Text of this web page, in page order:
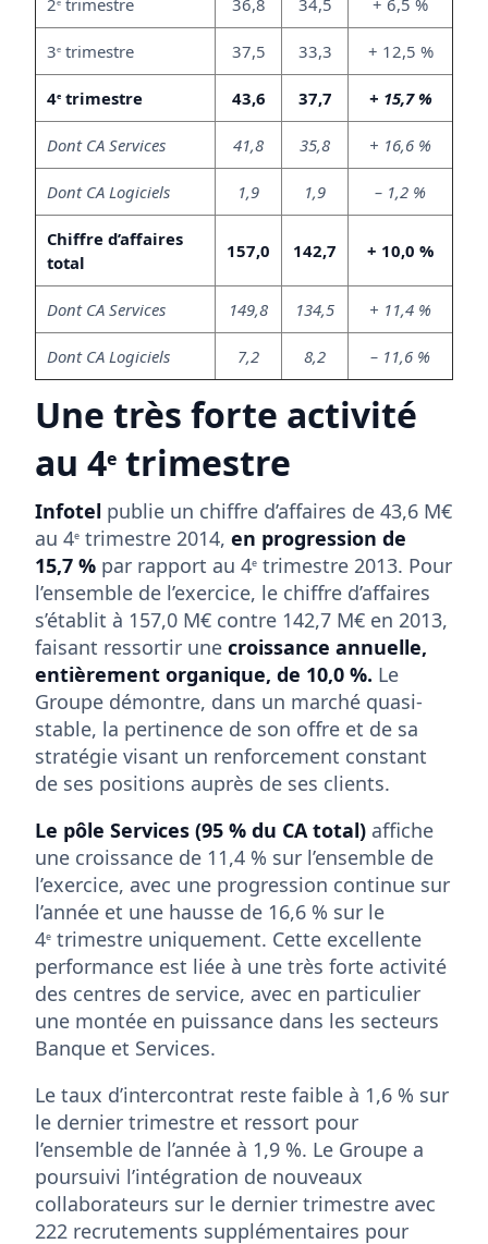
e
3e trimestre 37,5 33,3 + 12,5 %
4e trimestre 43,6 37,7 + 15,7 %
Dont CA Services 41,8 35,8 + 16,6 %
Dont CA Logiciels 1,9 1,9 – 1,2 %
Chiffre d’affaires
total
157,0 142,7 + 10,0 %
Dont CA Services 149,8 134,5 + 11,4 %
Dont CA Logiciels 7,2 8,2 – 11,6 %
Une très forte activité
au 4e trimestre
Infotel publie un chiffre d’affaires de 43,6 M€
au 4e trimestre 2014, en progression de
15,7 % par rapport au 4e trimestre 2013. Pour
l’ensemble de l’exercice, le chiffre d’affaires
s’établit à 157,0 M€ contre 142,7 M€ en 2013,
faisant ressortir une croissance annuelle,
entièrement organique, de 10,0 %. Le
Groupe démontre, dans un marché quasi-
stable, la pertinence de son offre et de sa
stratégie visant un renforcement constant
de ses positions auprès de ses clients.
Le pôle Services (95 % du CA total) affiche
une croissance de 11,4 % sur l’ensemble de
l’exercice, avec une progression continue sur
l’année et une hausse de 16,6 % sur le
4e trimestre uniquement. Cette excellente
performance est liée à une très forte activité
des centres de service, avec en particulier
une montée en puissance dans les secteurs
Banque et Services.
Le taux d’intercontrat reste faible à 1,6 % sur
le dernier trimestre et ressort pour
l’ensemble de l’année à 1,9 %. Le Groupe a
poursuivi l’intégration de nouveaux
collaborateurs sur le dernier trimestre avec
222 recrutements supplémentaires pour